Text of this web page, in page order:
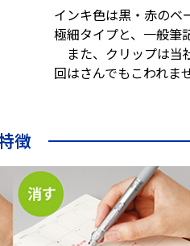
インキ色は黒・赤の
極細タイプと、一般筆
また、クリップは当
回はさんでもこわれま
徴